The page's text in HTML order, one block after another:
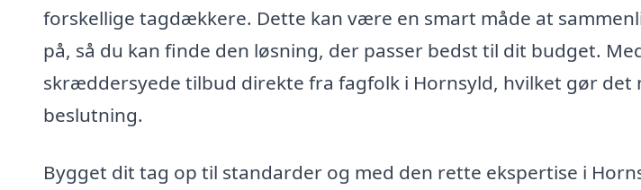
forskellige tagdækkere. Dette kan være en smart måde at
på, så du kan finde den løsning, der passer bedst til dit budget.
skræddersyede tilbud direkte fra fagfolk i Hornsyld, hvilket gør
beslutning.
Bygget dit tag op til standarder og med den rette ekspertise i